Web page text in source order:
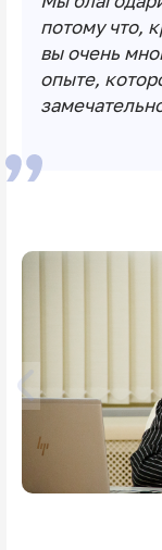
потому что,
вы очень
опыте,